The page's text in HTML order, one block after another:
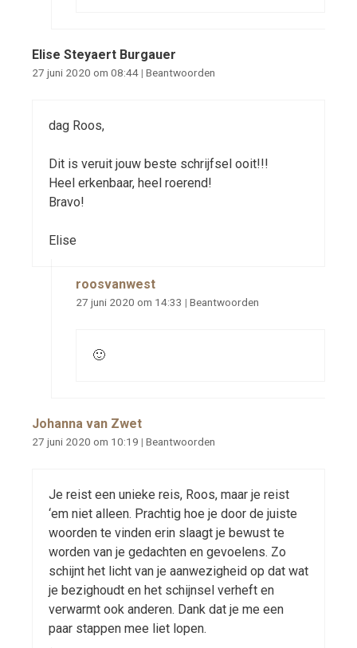
Elise Steyaert Burgauer
27 juni 2020 om 08:44| Beantwoorden
dag Roos,
Dit is veruit jouw beste schrijfsel ooit!!!
Heel erkenbaar, heel roerend!
Bravo!
Elise
roosvanwest
27 juni 2020 om 14:33 | Beantwoorden
🙂
Johanna van Zwet
27 juni 2020 om 10:19 | Beantwoorden
Je reist een unieke reis, Roos, maar je reist
‘em niet alleen. Prachtig hoe je door de juiste
woorden te vinden erin slaagt je bewust te
worden van je gedachten en gevoelens. Zo
schijnt het licht van je aanwezigheid op dat wat
je bezighoudt en het schijnsel verheft en
verwarmt ook anderen. Dank dat je me een
paar stappen mee liet lopen.